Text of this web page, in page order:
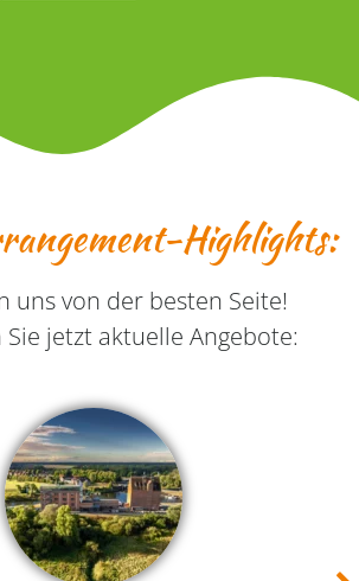
Highlights:
uns von der besten Seite!
Sie jetzt aktuelle Angebote: